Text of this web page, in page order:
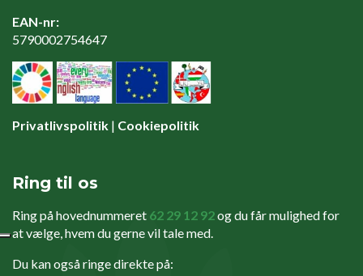
EAN-nr:
5790002754647
Privatlivspolitik | Cookiepolitik
Ring til os
Ring på hovednummeret 62 29 12 92og du får mulighed for
at vælge, hvem du gerne vil tale med.
Du kan også ringe direkte på: